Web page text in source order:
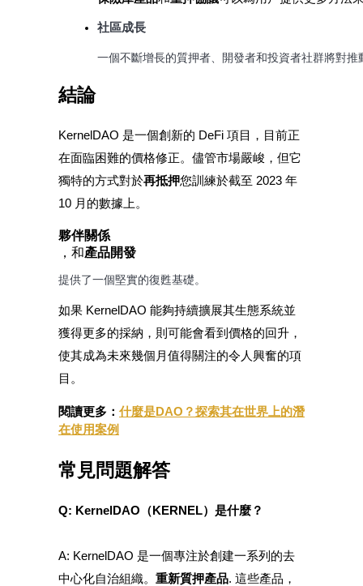
社區成長
一個不斷增長的質押者、開發者和投資者社群將對
結論
KernelDAO 是一個創新的 DeFi 項目，目前正
在面臨困難的價格修正。儘管市場嚴峻，但它
獨特的方式對於再抵押您訓練於截至 2023 年
10 月的數據上。
夥伴關係
，和產品開發
提供了一個堅實的復甦基礎。
如果 KernelDAO 能夠持續擴展其生態系統並
獲得更多的採納，則可能會看到價格的回升，
使其成為未來幾個月值得關注的令人興奮的項
目。
閱讀更多： 什麼是DAO？探索其在世界上的潛
在使用案例
常見問題解答
Q: KernelDAO（KERNEL）是什麼？
A: KernelDAO 是一個專注於創建一系列的去
中心化自治組織。 重新質押產品. 這些產品，